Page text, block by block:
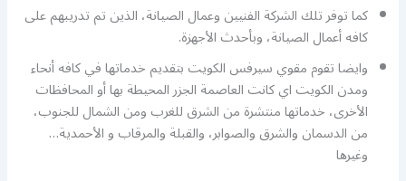
كما توفر تلك الشركة الفنيين وعمال الصيانة، الذين تم تدريبهم على
كافه أعمال الصيانة، وبأحدث الأجهزة.
وايضا تقوم مقوي سيرفس الكويت بتقديم خدماتها في كافه أنحاء
ومدن الكويت اي كانت العاصمة الجزر المحيطة بها أو المحافظات
الأخرى، خدماتها منتشرة من الشرق للغرب ومن الشمال للجنوب،
من الدسمان والشرق والصوابر، والقبلة والمرقاب و الأحمدية…
وغيرها